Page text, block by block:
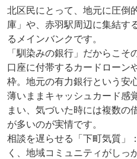
北区民にとって、地元に圧倒
庫」や、赤羽駅周辺に集結す
るメインバンクです。
「馴染みの銀行」だからこ
口座に付帯するカードローン
枠。地元の有力銀行という安
薄いままキャッシュカード感
まい、気づいた時には複数の
が多いのが実情です。
相談を遅らせる「下町気質」
く、地域コミュニティがしっ